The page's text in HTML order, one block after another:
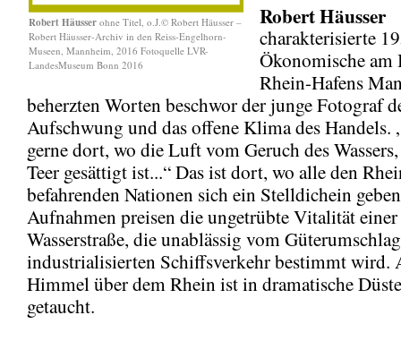
Robert Häusser ohne Titel, o.J.© Robert Häusser –
Robert Häusser-Archiv in den Reiss-Engelhorn-
Museen, Mannheim, 2016 Fotoquelle LVR-
LandesMuseum Bonn 2016
Robert Häusser
charakterisierte
Ökonomische am
Rhein-Hafens
beherzten Worten beschwor der junge Fotograf
Aufschwung und das offene Klima des Handels.
gerne dort, wo die Luft vom Geruch des
Teer gesättigt ist...“ Das ist dort, wo alle den
befahrenden Nationen sich ein Stelldichein
Aufnahmen preisen die ungetrübte Vitalität einer
Wasserstraße, die unablässig vom
industrialisierten Schiffsverkehr bestimmt wird.
Himmel über dem Rhein ist in dramatische
getaucht.